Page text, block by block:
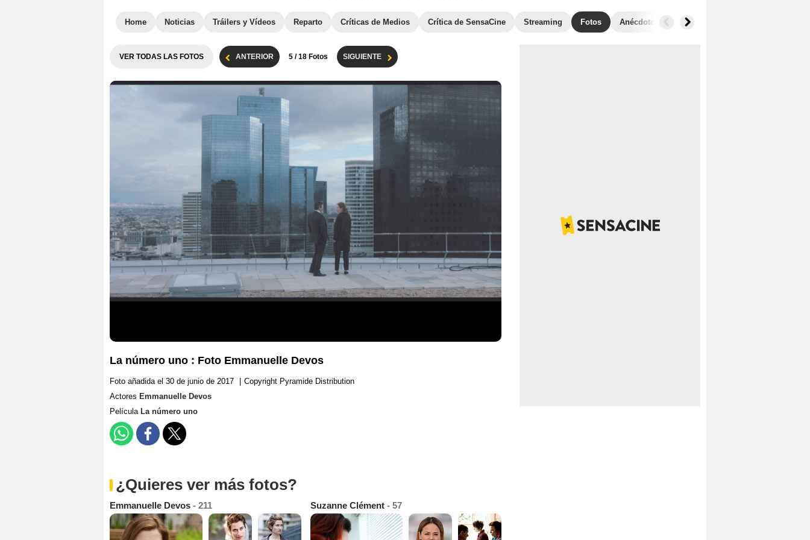
Home Noticias Tráilers y Vídeos Reparto Críticas de Medios Crítica de SensaCine Streaming Fotos Anécdotas Películas similares
VER TODAS LAS FOTOS ANTERIOR 5 / 18 Fotos SIGUIENTE
La número uno : Foto Emmanuelle Devos
Foto añadida el 30 de junio de 2017
Copyright Pyramide Distribution
Actores Emmanuelle Devos
Película La número uno
¿Quieres ver más fotos?
Emmanuelle Devos - 211 Suzanne Clément - 57